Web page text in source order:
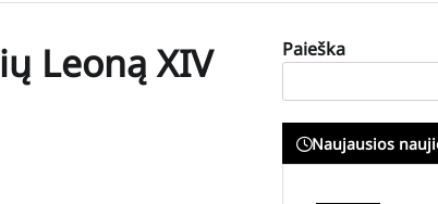
Leoną XIV
Paieška
Naujausios